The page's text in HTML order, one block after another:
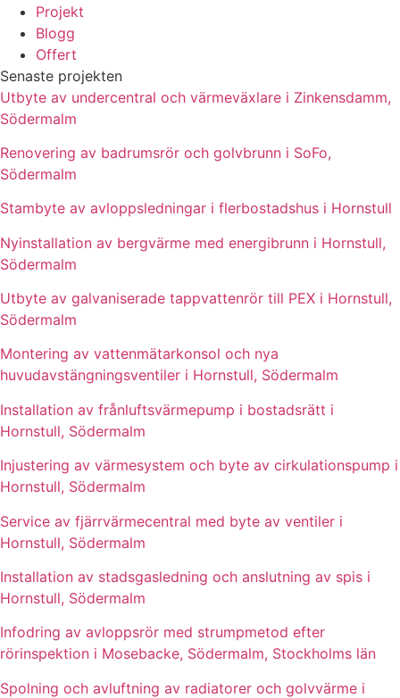
Projekt
Blogg
Offert
Senaste projekten
Utbyte av undercentral och värmeväxlare i Zinkensdamm,
Södermalm
Renovering av badrumsrör och golvbrunn i SoFo,
Södermalm
Stambyte av avloppsledningar i flerbostadshus i Hornstull
Nyinstallation av bergvärme med energibrunn i Hornstull,
Södermalm
Utbyte av galvaniserade tappvattenrör till PEX i Hornstull,
Södermalm
Montering av vattenmätarkonsol och nya
huvudavstängningsventiler i Hornstull, Södermalm
Installation av frånluftsvärmepump i bostadsrätt i
Hornstull, Södermalm
Injustering av värmesystem och byte av cirkulationspump i
Hornstull, Södermalm
Service av fjärrvärmecentral med byte av ventiler i
Hornstull, Södermalm
Installation av stadsgasledning och anslutning av spis i
Hornstull, Södermalm
Infodring av avloppsrör med strumpmetod efter
rörinspektion i Mosebacke, Södermalm, Stockholms län
Spolning och avluftning av radiatorer och golvvärme i